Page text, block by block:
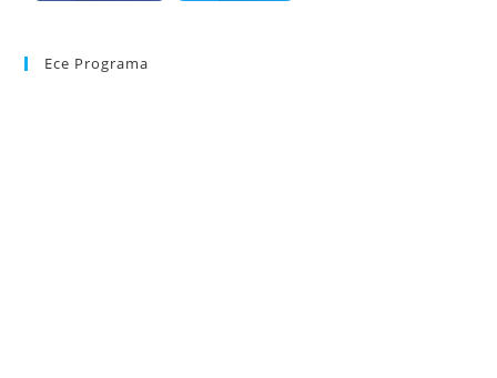
Ece Programa